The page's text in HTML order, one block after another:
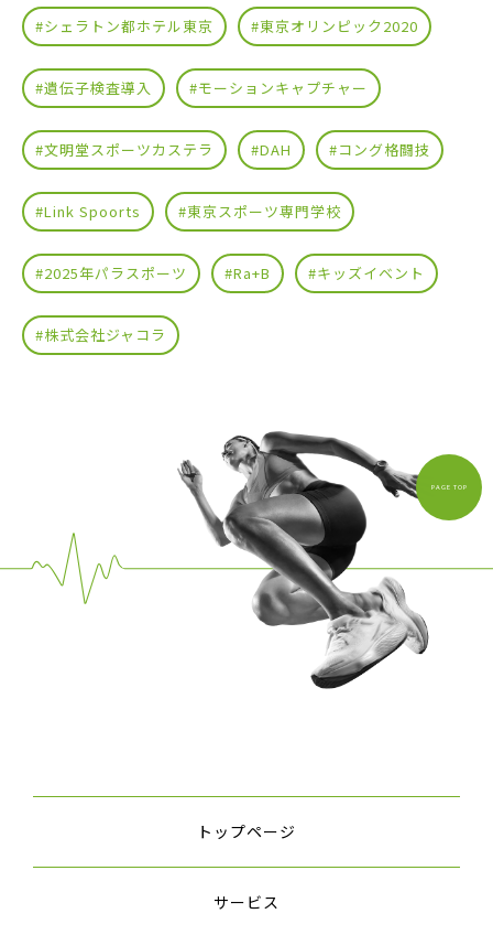
#シェラトン都ホテル東京 #東京オリンピック2020
#遺伝子検査導入 #モーションキャプチャー
#文明堂スポーツカステラ #DAH #コング格闘技
#Link Spoorts #東京スポーツ専門学校
#2025年パラスポーツ #Ra+B #キッズイベント
#株式会社ジャコラ
トップページ
サービス
PAGE TOP